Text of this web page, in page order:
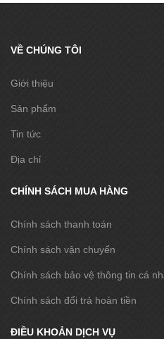
VỀ CHÚNG TÔI
Giới thiệu
Sản phẩm
Tin tức
Địa chỉ
CHÍNH SÁCH MUA HÀNG
Chính sách thanh toán
Chính sách vận chuyển
Chính sách bảo vệ thông tin cá
Chính sách đổi trả hoàn tiền
ĐIỀU KHOẢN DỊCH VỤ